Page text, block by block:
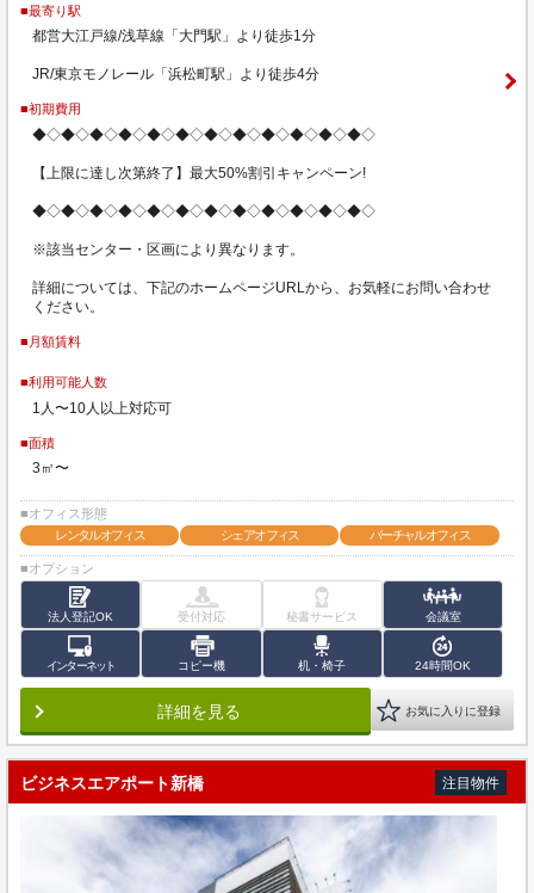
■最寄り駅
都営大江戸線/浅草線「大門駅」より徒歩1分
JR/東京モノレール「浜松町駅」より徒歩4分
■初期費用
◆◇◆◇◆◇◆◇◆◇◆◇◆◇◆◇◆◇◆◇◆◇◆◇
【上限に達し次第終了】最大50%割引キャンペーン!
◆◇◆◇◆◇◆◇◆◇◆◇◆◇◆◇◆◇◆◇◆◇◆◇
※該当センター・区画により異なります。
詳細については、下記のホームページURLから、お気軽にお問い合わせ
ください。
■月額賃料
■利用可能人数
1人〜10人以上対応可
■面積
3㎡〜
■オフィス形態
レンタルオフィス
シェアオフィス バーチャルオフィス
■オプション
法人登記OK 受付対応 秘書サービス 会議室
インターネット コピー機 机・椅子 24時間OK
詳細を見る お気に入りに登録
ビジネスエアポート新橋 注目物件